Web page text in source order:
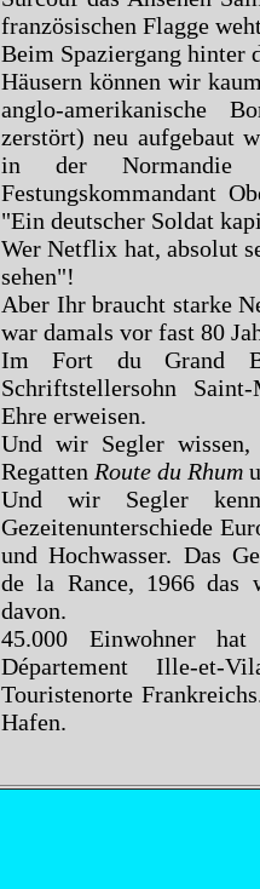
französischen Flagge
Beim Spaziergang hinter
Häusern können wir
anglo-amerikanische
zerstört) neu aufgebaut
in der Normandie
Festungskommandant
"Ein deutscher Soldat
Wer Netflix hat, absolut
sehen"!
Aber Ihr braucht starke
war damals vor fast 80
Im Fort du Grand
Schriftstellersohn
Ehre erweisen.
Und wir Segler wissen,
Regatten Route du Rhum
Und wir Segler
Gezeitenunterschiede
und Hochwasser. Das
de la Rance, 1966 das
davon.
45.000 Einwohner
Département Ille-et-
Touristenorte
Hafen.